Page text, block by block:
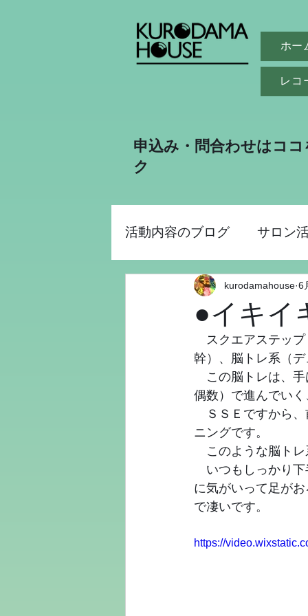
ホー
レコ
申込み・問合わせはコ
ク
活動内容のブログ サロン
助成金事業 昭和パー
●イキ
kurodamahouse 6
スクエアステップ
幹）、脳トレ系（
この脳トレは、手
偶数）で進んでい
ＳＳＥですから、
ニングです。
このような脳トレ
いつもしっかり下
に気がいって足が
で凄いです。
https://